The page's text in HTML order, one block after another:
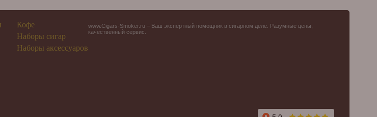
Кофе
Наборы сигар
Наборы аксессуаров
www.Cigars-Smoker.ru – Ваш экспертный помощник в сигарном деле. Разумные цены,
качественный сервис.